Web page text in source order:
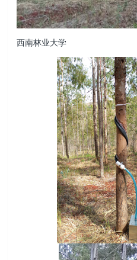
西南林业大学